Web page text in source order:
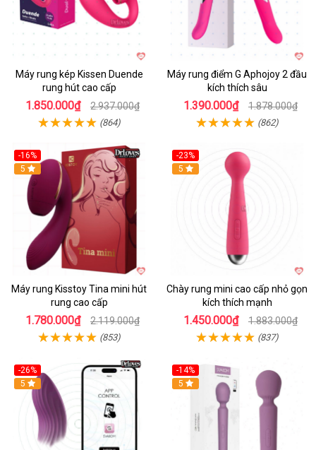
Máy rung kép Kissen Duende
rung hút cao cấp
1.850.000₫ 2.937.000₫
(864)
Máy rung điểm G Aphojoy 2 đầu
kích thích sâu
1.390.000₫ 1.878.000₫
(862)
-16%
Hot
5
Máy rung Kisstoy Tina mini hút
rung cao cấp
1.780.000₫ 2.119.000₫
(853)
-23%
Hot
5
Chày rung mini cao cấp nhỏ gọn
kích thích mạnh
1.450.000₫ 1.883.000₫
(837)
-26%
Hot
5
-14%
Hot
5